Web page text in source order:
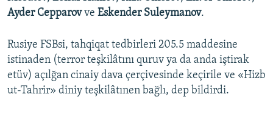
Ayder Cepparovve Eskender Suleymanov.
Rusiye FSBsi, tahqiqat tedbirleri 205.5 maddesine
istinaden (terror teşkilâtını quruv ya da anda iştirak
etüv) açılğan cinaiy dava çerçivesinde keçirile ve «Hizb
ut-Tahrir» diniy teşkilâtınen bağlı, dep bildirdi.